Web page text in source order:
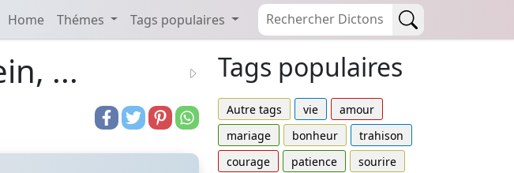
Home Thémes Tags populaires
... Tags populaires
Autre tags vie
amour
mariage
bonheur
trahison
courage
patience
sourire